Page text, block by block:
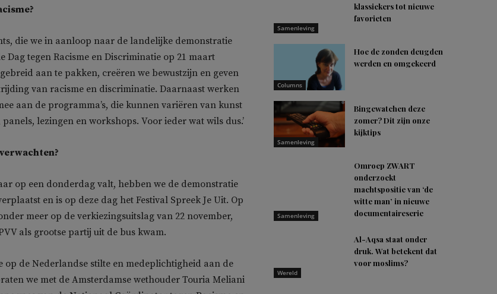
die we in aanloop naar de landelijke demonstratie
tegen Racisme en Discriminatie op 21 maart
aan te pakken, creëren we bewustzijn en geven
van racisme en discriminatie. Daarnaast werken
aan de programma’s, die kunnen variëren van kunst
lezingen en workshops. Voor ieder wat wils dus.’
op een donderdag valt, hebben we de demonstratie
en is op deze dag het Festival Spreek Je Uit. Op
meer op de verkiezingsuitslag van 22 november,
als grootse partij uit de bus kwam.
op de Nederlandse stilte en medeplichtigheid aan de
we met de Amsterdamse wethouder Touria Meliani
Samenleving
klassiekers tot nieuwe
favorieten
Columns
Hoe de zonden deugden
werden en omgekeerd
Samenleving
Bingewatchen deze
zomer? Dit zijn onze
kijktips
Samenleving
Omroep ZWART
onderzoekt
machtspositie van ‘de
witte man’ in nieuwe
documentaireserie
Wereld
Al-Aqsa staat onder
druk. Wat betekent dat
voor moslims?